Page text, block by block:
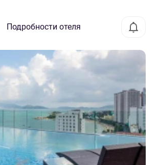
Подробности отеля